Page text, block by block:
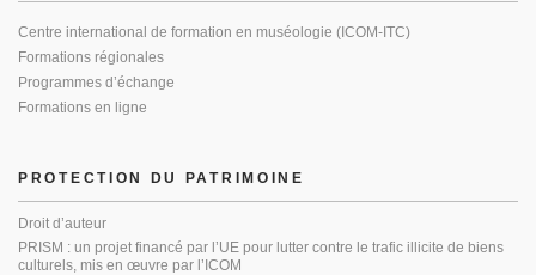
PROTECTION DU PATRIMOINE
Droit d’auteur
PRISM : un projet financé par l’UE pour lutter contre le trafic illicite de biens
culturels, mis en œuvre par l’ICOM
Centre international de formation en muséologie (ICOM-ITC)
Formations régionales
Programmes d’échange
Formations en ligne